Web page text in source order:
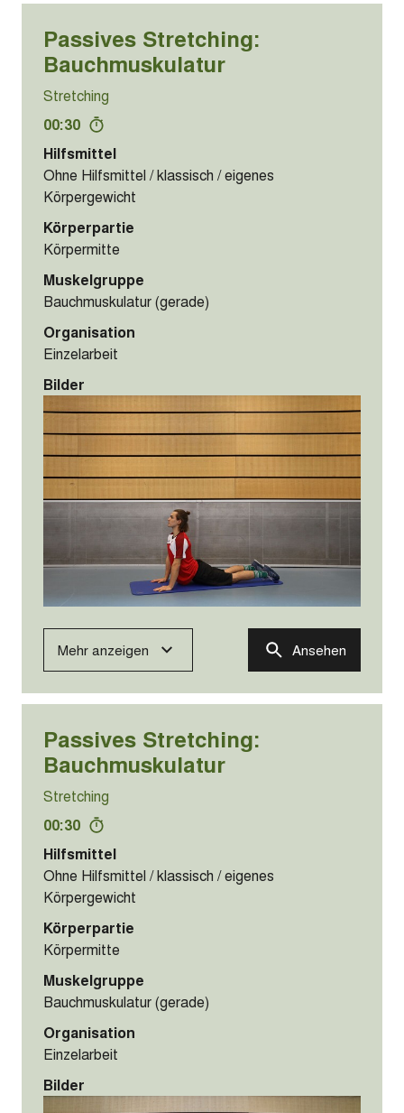
Passives Stretching:
Bauchmuskulatur
Stretching
00:30
Hilfsmittel
Ohne Hilfsmittel / klassisch / eigenes
Körpergewicht
Körperpartie
Körpermitte
Muskelgruppe
Bauchmuskulatur (gerade)
Organisation
Einzelarbeit
Bilder
Mehr anzeigen Ansehen
Passives Stretching:
Bauchmuskulatur
Stretching
00:30
Hilfsmittel
Ohne Hilfsmittel / klassisch / eigenes
Körpergewicht
Körperpartie
Körpermitte
Muskelgruppe
Bauchmuskulatur (gerade)
Organisation
Einzelarbeit
Bilder